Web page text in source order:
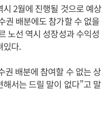
2월에 진행될 것으로 예상
권 배분에도 참가할 수 없을
노선 역시 성장성과 수익성
있다.
권 배분에 참여할 수 없는 상
서는 드릴 말이 없다”고 말